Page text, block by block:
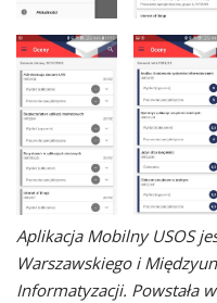
Aplikacja Mobilny USOS
Warszawskiego i
Informatyzacji. Powstała